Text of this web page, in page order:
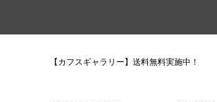
【カフスギャラリー】送料無料実施中！